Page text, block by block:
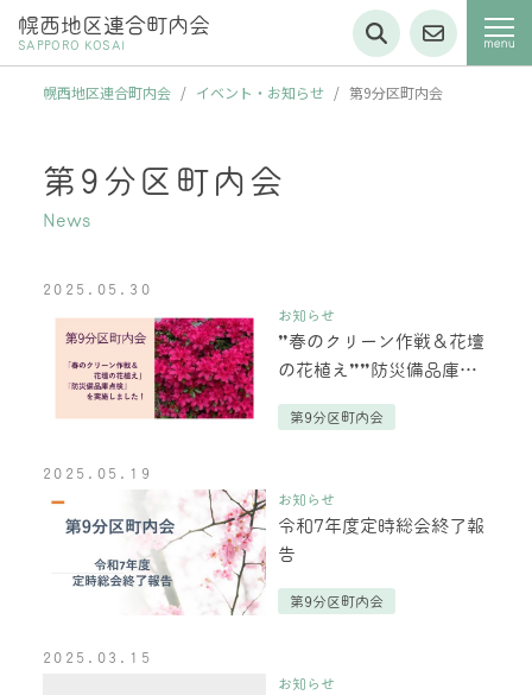
幌西地区連合町内会
SAPPORO KOSAI
幌西地区連合町内会 / イベント・お知らせ / 第9分区町内会
第9分区町内会
News
2025.05.30
お知らせ
”春のクリーン作戦＆花壇
の花植え””防災備品庫点
第9分区町内会
2025.05.19
お知らせ
令和7年度定時総会終了報
告
第9分区町内会
2025.03.15
お知らせ